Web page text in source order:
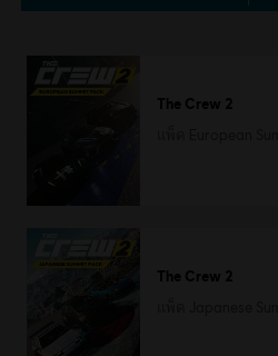
The Crew 2
The Crew 2